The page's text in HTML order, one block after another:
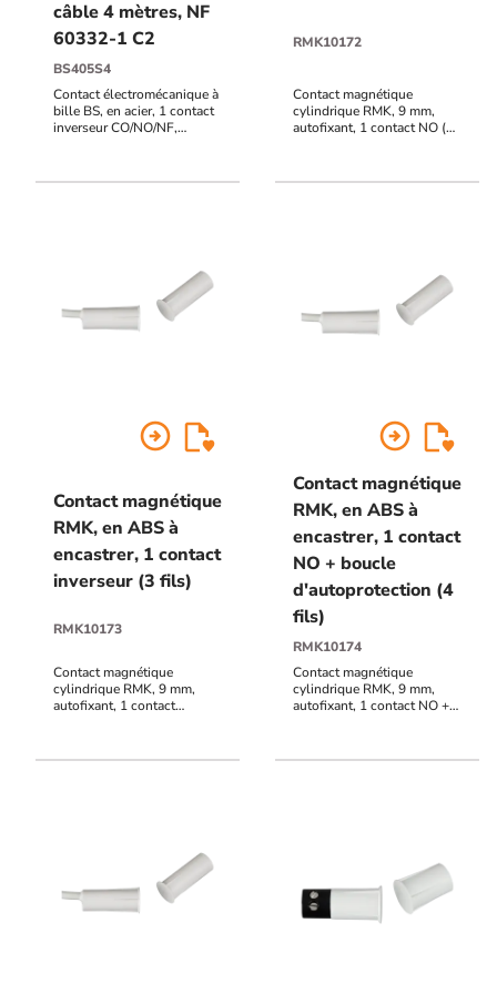
câble 4 mètres, NF
60332-1 C2
BS405S4
Contact électromécanique à
bille BS, en acier, 1 contact
inverseur CO/NO/NF,
(autres longueurs sur
RMK10172
Contact magnétique
cylindrique RMK, 9 mm,
autofixant, 1 contact NO (2
sur demande), distance de
arrow_circle_right
Contact magnétique
RMK, en ABS à
encastrer, 1 contact
inverseur (3 fils)
RMK10173
Contact magnétique
cylindrique RMK, 9 mm,
autofixant, 1 contact
mètres (autres longueurs
arrow_circle_right
Contact magnétique
RMK, en ABS à
encastrer, 1 contact
NO + boucle
d'autoprotection (4
fils)
RMK10174
Contact magnétique
cylindrique RMK, 9 mm,
autofixant, 1 contact NO +
3 mètres (autres longueurs